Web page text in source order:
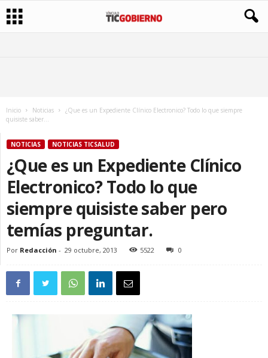
Inicio Noticias
¿Que es un Expediente Clínico Electronico? Todo lo que siempre
quisiste saber...
NOTICIAS NOTICIAS TICSALUD
¿Que es un Expediente Clínico
Electronico? Todo lo que
siempre quisiste saber pero
temías preguntar.
Por Redacción - 29 octubre, 2013 5522 0